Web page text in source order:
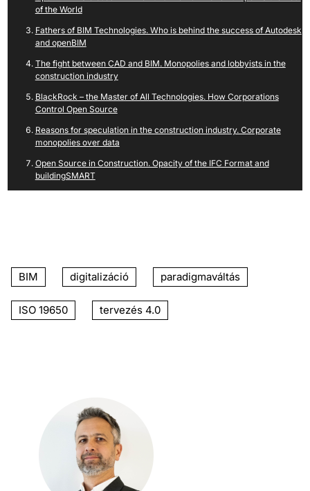
of the World
Fathers of BIM Technologies. Who is behind the success of Autodesk
and openBIM
The fight between CAD and BIM. Monopolies and lobbyists in the
construction industry
BlackRock – the Master of All Technologies. How Corporations
Control Open Source
Reasons for speculation in the construction industry. Corporate
monopolies over data
Open Source in Construction. Opacity of the IFC Format and
buildingSMART
BIM digitalizáció paradigmaváltás
ISO 19650 tervezés 4.0